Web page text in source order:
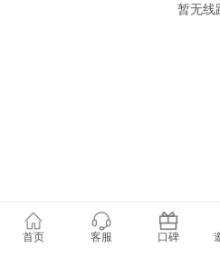
暂无线
首页 客服 口碑